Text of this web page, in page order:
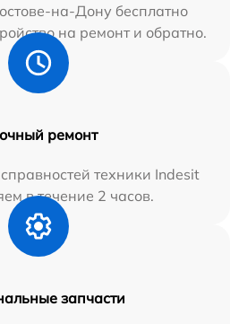
на-Дону бесплатно
на ремонт и обратно.
ремонт
техники Indesit
в течение 2 часов.
запчасти